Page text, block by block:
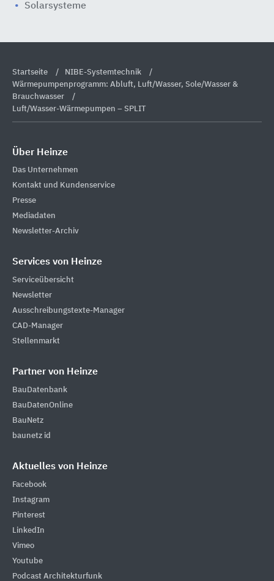
Solarsysteme
Startseite
NIBE-Systemtechnik
Wärmepumpenprogramm: Abluft, Luft/Wasser, Sole/Wasser &
Brauchwasser
Luft/Wasser-Wärmepumpen – SPLIT
Über Heinze
Das Unternehmen
Kontakt und Kundenservice
Presse
Mediadaten
Newsletter-Archiv
Services von Heinze
Serviceübersicht
Newsletter
Ausschreibungstexte-Manager
CAD-Manager
Stellenmarkt
Partner von Heinze
BauDatenbank
BauDatenOnline
BauNetz
baunetz id
Aktuelles von Heinze
Facebook
Instagram
Pinterest
LinkedIn
Vimeo
Youtube
Podcast Architekturfunk